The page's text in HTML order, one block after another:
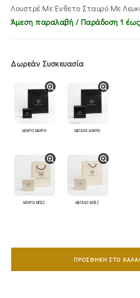
Λουστρέ Με Ένθετο Σταυρό Με
Άμεση παραλαβή / Παράδoση 1 έως
Δωρεάν Συσκευασία
ΜΙΚΡΟ ΜΑΥΡΟ ΜΕΓΑΛΟ ΜΑΥΡΟ
ΜΙΚΡΟ ΜΠΕΖ ΜΕΓΑΛΟ ΜΠΕΖ
Σταυρός
Με
ΠΡΟΣΘΉΚΗ ΣΤΟ